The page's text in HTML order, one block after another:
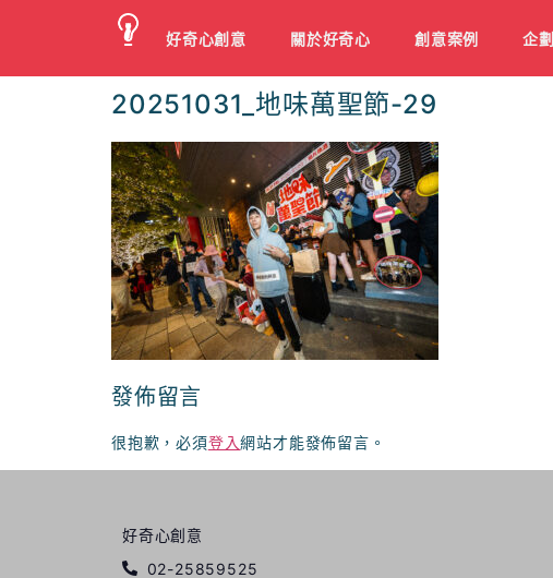
好奇心創意 關於好奇心 創意案例 企
20251031_地味萬聖節-29
發佈留言
很抱歉，必須登入網站才能發佈留言。
好奇心創意
02-25859525